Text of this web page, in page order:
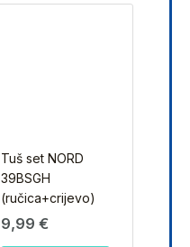
Tuš set NORD
39BSGH
(ručica+crijevo)
9,99 €